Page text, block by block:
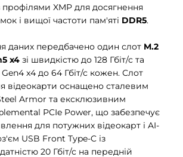
профілями XMP для досягнення
і вищої частоти пам'яті DDR5.
даних передбачено один слот M.2
x4 зі швидкістю до 128 Гбіт/с та
x4 до 64 Гбіт/с кожен. Слот
відеокарти оснащено сталевим
Armor та ексклюзивним
PCIe Power, що забезпечує
для потужних відеокарт і AI-
USB Front Type-C із
20 Гбіт/с на передній